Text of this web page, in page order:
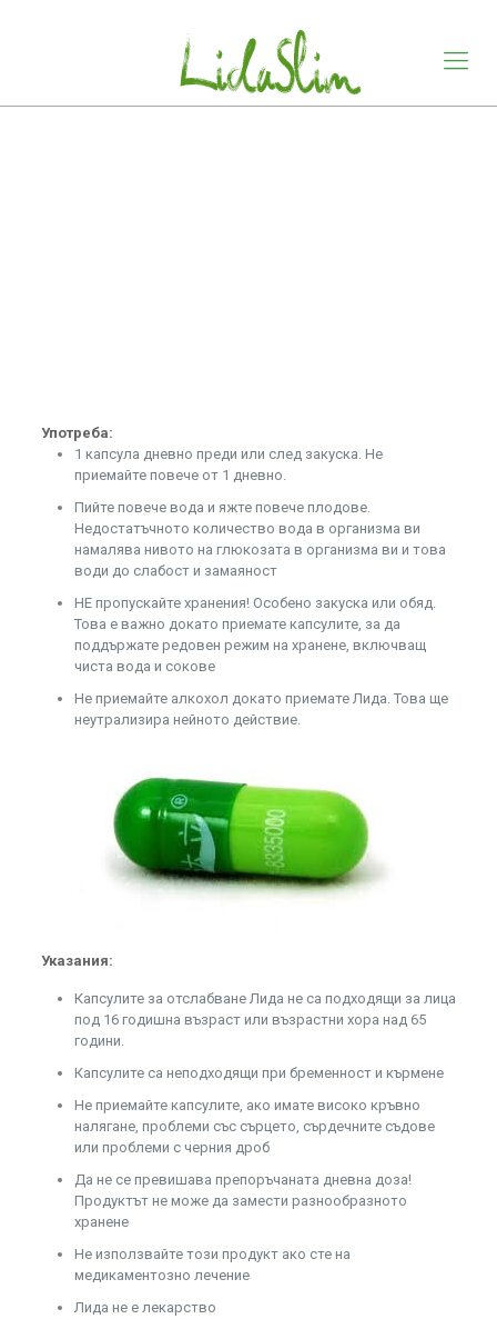
Употреба:
1 капсула дневно преди или след закуска. Не
приемайте повече от 1 дневно.
Пийте повече вода и яжте повече плодове.
Недостатъчното количество вода в организма ви
намалява нивото на глюкозата в организма ви и това
води до слабост и замаяност
НЕ пропускайте хранения! Особено закуска или обяд.
Това е важно докато приемате капсулите, за да
поддържате редовен режим на хранене, включващ
чиста вода и сокове
Не приемайте алкохол докато приемате Лида. Това ще
неутрализира нейното действие.
Указания:
Капсулите за отслабване Лида не са подходящи за лица
под 16 годишна възраст или възрастни хора над 65
години.
Капсулите са неподходящи при бременност и кърмене
Не приемайте капсулите, ако имате високо кръвно
налягане, проблеми със сърцето, сърдечните съдове
или проблеми с черния дроб
Да не се превишава препоръчаната дневна доза!
Продуктът не може да замести разнообразното
хранене
Не използвайте този продукт ако сте на
медикаментозно лечение
Лида не е лекарство